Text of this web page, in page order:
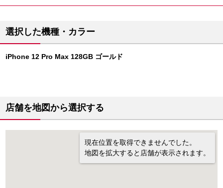
選択した機種・カラー
iPhone 12 Pro Max 128GB ゴールド
店舗を地図から選択する
現在位置を取得できませんでした。
地図を拡大すると店舗が表示されます。